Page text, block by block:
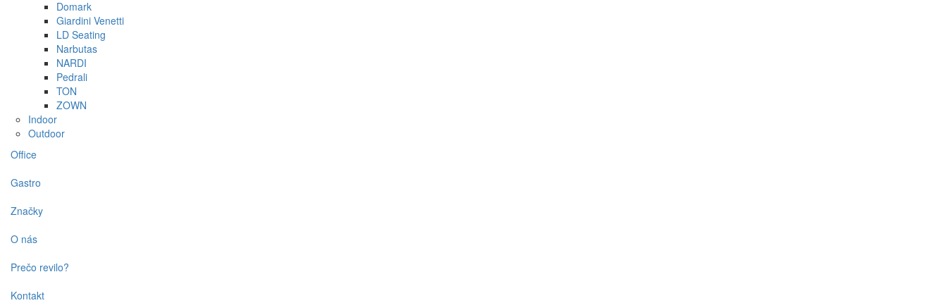
Domark
Giardini Venetti
LD Seating
Narbutas
NARDI
Pedrali
TON
ZOWN
Indoor
Outdoor
Office
Gastro
Značky
O nás
Prečo revilo?
Kontakt